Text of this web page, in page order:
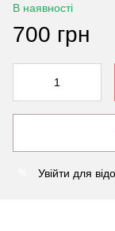
В наявності
700 грн
Увійти для